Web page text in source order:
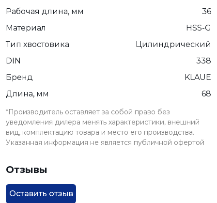
Рабочая длина, мм
36
Материал
HSS-G
Тип хвостовика
Цилиндрический
DIN
338
Бренд
KLAUE
Длина, мм
68
*Производитель оставляет за собой право без
уведомления дилера менять характеристики, внешний
вид, комплектацию товара и место его производства.
Указанная информация не является публичной офертой
Отзывы
Оставить отзыв